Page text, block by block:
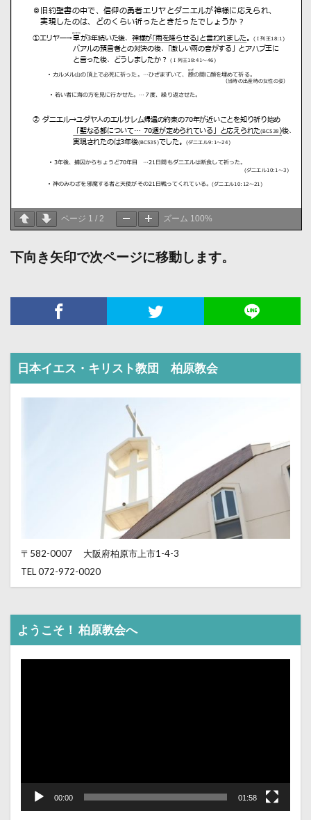
ページ 1 / 2 ズーム 100%
下向き矢印で次ページに移動します。
日本イエス・キリスト教団 柏原教会
〒582-0007
大阪府柏原市上市1-4-3
TEL 072-972-0020
ようこそ！ 柏原教会へ
動
00:00 01:58